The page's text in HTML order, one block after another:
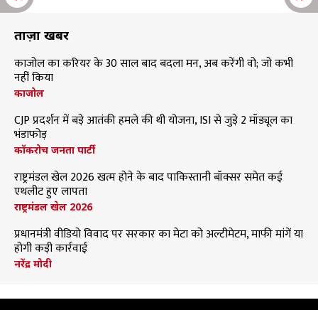
ताज़ा खबरें
काजोल का करियर के 30 साल बाद बदला मन, अब करेंगी वो; जो कभी
नहीं किया
काजोल
CJP प्रदर्शन में बड़े आतंकी हमले की थी योजना, ISI से जुड़े 2 मॉड्यूल का
भंडाफोड़
कॉकरोच जनता पार्टी
राष्ट्रमंडल खेल 2026 खत्म होने के बाद पाकिस्तानी बॉक्सर समेत कई
एथलीट हुए लापता
राष्ट्रमंडल खेल 2026
प्रधानमंत्री वीडियो विवाद पर सरकार का मेटा को अल्टीमेटम, माफी मांगें या
होगी कड़ी कार्रवाई
नरेंद्र मोदी